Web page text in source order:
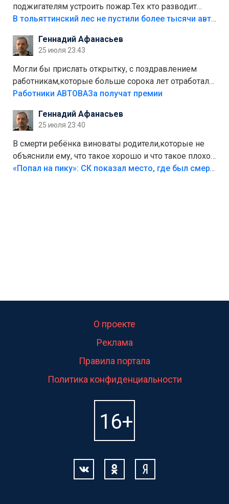
поджигателям устроить пожар.Тех кто разводит
костры,тех надо безбожно штрафовать.Камер полно
Штрафы мизерные.
В тольяттинский лес не пустили более тысячи автомобилей
Геннадий Афанасьев
25 июля 23:43
Могли бы прислать открытку, с поздравлением
работникам,которые больше сорока лет отработали
на предприятии.
Работники АВТОВАЗа получат премии
Геннадий Афанасьев
25 июля 23:40
В смерти ребёнка виноваты родители,которые не
объяснили ему, что такое хорошо и что такое плохо!
Лезть через такой забор,верх безумия,есть же
«Попал на пику»: СК показал место, где был смертельно травмирован ребенок в Тольятти
О проекте
Реклама
Правила портала
Политика конфиденциальности